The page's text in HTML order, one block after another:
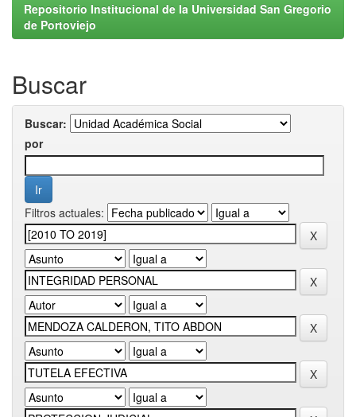
Repositorio Institucional de la Universidad San Gregorio
de Portoviejo
Buscar
Buscar:
por
Filtros actuales: